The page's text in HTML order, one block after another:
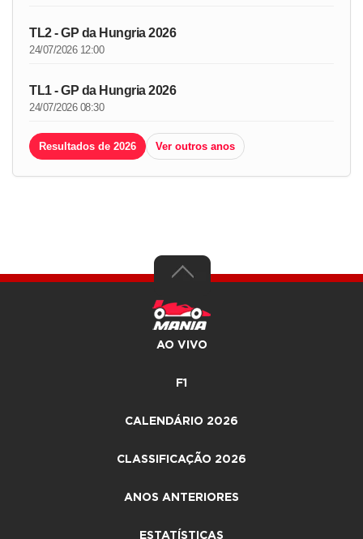
TL2 - GP da Hungria 2026
24/07/2026 12:00
TL1 - GP da Hungria 2026
24/07/2026 08:30
Resultados de 2026 Ver outros anos
AO VIVO
F1
CALENDÁRIO 2026
CLASSIFICAÇÃO 2026
ANOS ANTERIORES
ESTATÍSTICAS